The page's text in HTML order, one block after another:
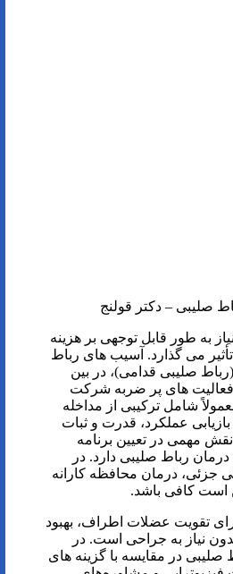
صلیبی – دکتر قولنج
به طور قابل توجهی بر هزینه
تأثیر می گذارد. آسیب های رباط
صلیبی، به ویژه پارگی ACL (رباط صلیبی قدامی)، در بین
فعالیت های پر ضربه شرکت
شامل ترکیبی از مداخله
عملکرد، قدرت و ثبات
مهمی در تعیین برنامه
درمان رباط صلیبی دارد. در
جزئی، درمان محافظه کارانه
است کافی باشد.
تقویت عضلات اطراف، بهبود
نیاز به جراحی است. در
صلیبی در مقایسه با گزینه های